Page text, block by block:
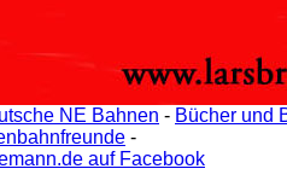
NE Bahnen - Bücher und
-
auf Facebook